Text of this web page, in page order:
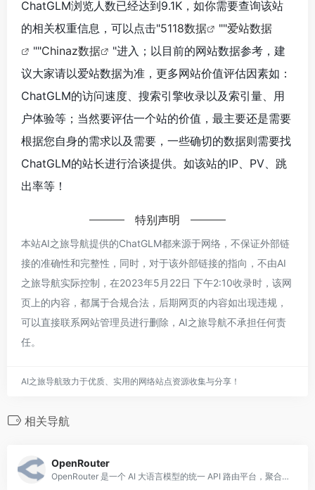
ChatGLM浏览人数已经达到9.1K，如你需要查询该站
的相关权重信息，可以点击"5118数据 ""爱站数据
""Chinaz数据
"进入；以目前的网站数据参考，建
议大家请以爱站数据为准，更多网站价值评估因素如：
ChatGLM的访问速度、搜索引擎收录以及索引量、用
户体验等；当然要评估一个站的价值，最主要还是需要
根据您自身的需求以及需要，一些确切的数据则需要找
ChatGLM的站长进行洽谈提供。如该站的IP、PV、跳
出率等！
特别声明
本站AI之旅导航提供的ChatGLM都来源于网络，不保证外部链
接的准确性和完整性，同时，对于该外部链接的指向，不由AI
之旅导航实际控制，在2023年5月22日 下午2:10收录时，该网
页上的内容，都属于合规合法，后期网页的内容如出现违规，
可以直接联系网站管理员进行删除，AI之旅导航不承担任何责
任。
AI之旅导航致力于优质、实用的网络站点资源收集与分享！
相关导航
OpenRouter
OpenRouter 是一个 AI 大语言模型的统一 API 路由平台，聚合了来自 OpenAI、Anthropic、Google、Meta、Mistral 等